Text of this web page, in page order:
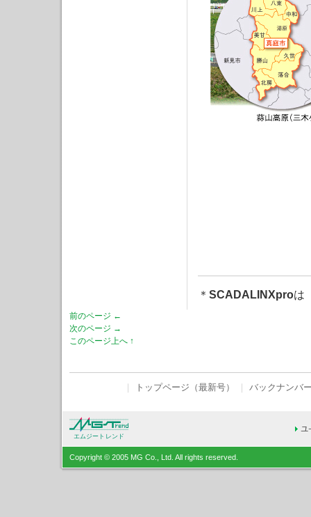
＊ SCADALINXproは
前のページ ←
次のページ →
このページ上へ ↑
トップページ（最新号） バックナンバ
エムジートレンド
Copyright © 2005 MG Co., Ltd. All rights reserved.